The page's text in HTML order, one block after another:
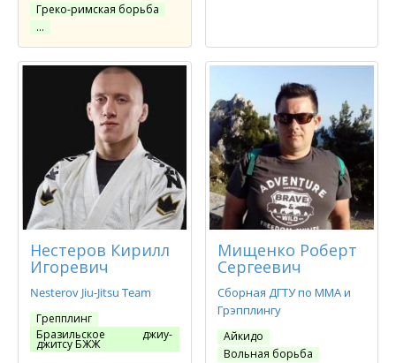
Греко-римская борьба
…
Нестеров Кирилл
Игоревич
Nesterov Jiu-Jitsu Team
Грепплинг
Бразильское джиу-
джитсу БЖЖ
Мищенко Роберт
Сергеевич
Сборная ДГТУ по ММА и
Грэпплингу
Айкидо
Вольная борьба